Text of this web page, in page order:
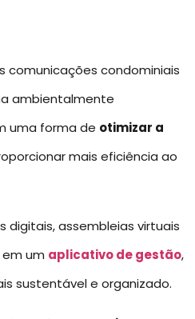
comunicações condominiais
ambientalmente
uma forma de otimizar a
mais eficiência ao
digitais, assembleias virtuais
um aplicativo de gestão,
sustentável e organizado.